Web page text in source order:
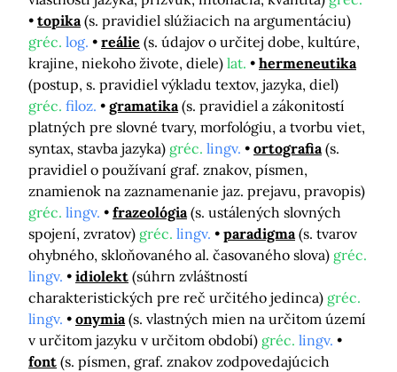
topika (s. pravidiel slúžiacich na argumentáciu)
gréc. log. reálie (s. údajov o určitej dobe, kultúre,
krajine, niekoho živote, diele) lat.
hermeneutika
(postup, s. pravidiel výkladu textov, jazyka, diel)
gréc. filoz. gramatika (s. pravidiel a zákonitostí
platných pre slovné tvary, morfológiu, a tvorbu viet,
syntax, stavba jazyka) gréc. lingv. ortografia (s.
pravidiel o používaní graf. znakov, písmen,
znamienok na zaznamenanie jaz. prejavu, pravopis)
gréc. lingv. frazeológia (s. ustálených slovných
spojení, zvratov) gréc. lingv. paradigma (s. tvarov
ohybného, skloňovaného al. časovaného slova) gréc.
lingv.
idiolekt (súhrn zvláštností
charakteristických pre reč určitého jedinca) gréc.
lingv.
onymia (s. vlastných mien na určitom území
v určitom jazyku v určitom období) gréc. lingv.
font (s. písmen, graf. znakov zodpovedajúcich